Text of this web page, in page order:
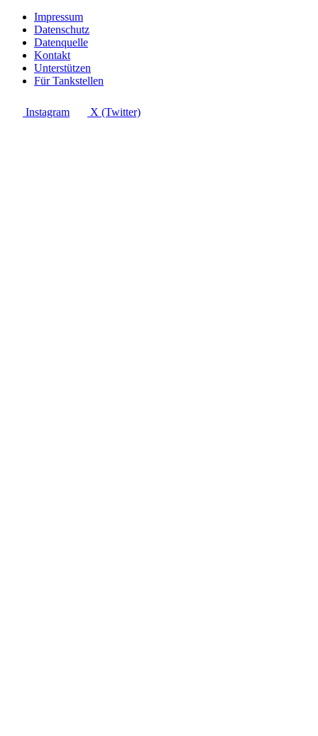
Impressum
Datenschutz
Datenquelle
Kontakt
Unterstützen
Für Tankstellen
Instagram X (Twitter)